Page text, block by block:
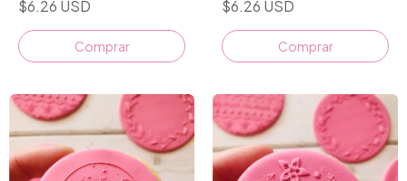
$6.26 USD $6.26 USD